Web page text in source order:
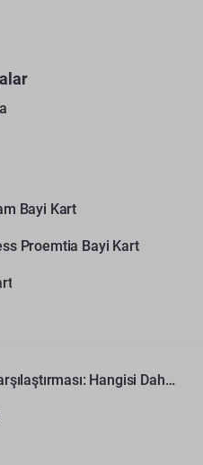
Bayi Kart
Proemtia Bayi Kart
Gazbeton, Tuğla ve Bims Karşılaştırması: Hangisi Daha Avantajlı?